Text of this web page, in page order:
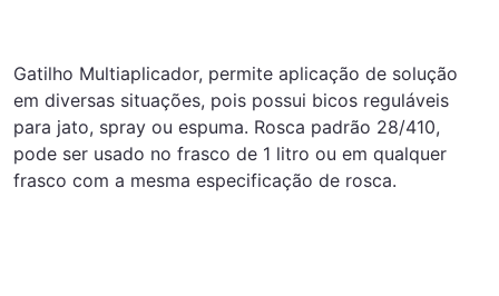
Gatilho Multiaplicador, permite aplicação de solução
em diversas situações, pois possui bicos reguláveis
para jato, spray ou espuma. Rosca padrão 28/410,
pode ser usado no frasco de 1 litro ou em qualquer
frasco com a mesma especificação de rosca.